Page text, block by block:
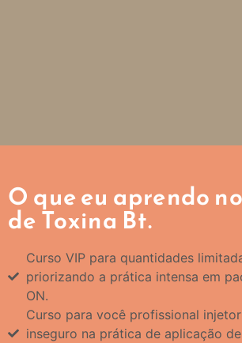
O que eu aprendo
de Toxina Bt.
Curso VIP para quantidades
priorizando a prática intensa em
ON.
Curso para você profissional
inseguro na prática de aplicação